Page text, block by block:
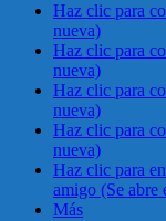
Haz clic para
nueva)
Haz clic para
nueva)
Haz clic para
nueva)
Haz clic para
nueva)
Haz clic para
amigo (Se abre
Más